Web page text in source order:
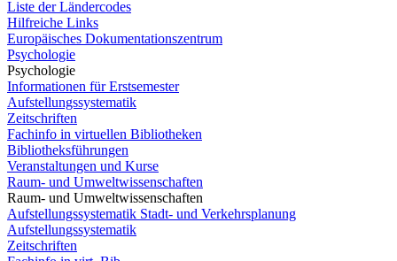
Liste der Ländercodes
Hilfreiche Links
Europäisches Dokumentationszentrum
Psychologie
Psychologie
Informationen für Erstsemester
Aufstellungssystematik
Zeitschriften
Fachinfo in virtuellen Bibliotheken
Bibliotheksführungen
Veranstaltungen und Kurse
Raum- und Umweltwissenschaften
Raum- und Umweltwissenschaften
Aufstellungssystematik Stadt- und Verkehrsplanung
Aufstellungssystematik
Zeitschriften